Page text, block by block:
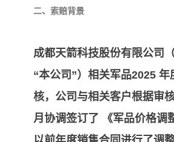
二、索赔背景
成都天箭科技股份有限公司
“本公司”）相关军品2025
核，公司与相关客户根据审
月协调签订了 《军品价格调